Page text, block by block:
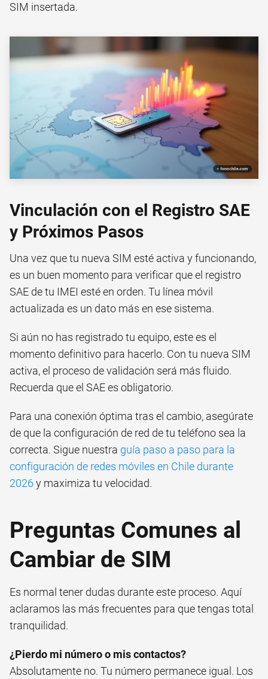
SIM insertada.
Vinculación con el Registro SAE
y Próximos Pasos
Una vez que tu nueva SIM esté activa y funcionando,
es un buen momento para verificar que el registro
SAE de tu IMEI esté en orden. Tu línea móvil
actualizada es un dato más en ese sistema.
Si aún no has registrado tu equipo, este es el
momento definitivo para hacerlo. Con tu nueva SIM
activa, el proceso de validación será más fluido.
Recuerda que el SAE es obligatorio.
Para una conexión óptima tras el cambio, asegúrate
de que la configuración de red de tu teléfono sea la
correcta. Sigue nuestra guía paso a paso para la
configuración de redes móviles en Chile durante
2026 y maximiza tu velocidad.
Preguntas Comunes al
Cambiar de SIM
Es normal tener dudas durante este proceso. Aquí
aclaramos las más frecuentes para que tengas total
tranquilidad.
¿Pierdo mi número o mis contactos?
Absolutamente no. Tu número permanece igual. Los